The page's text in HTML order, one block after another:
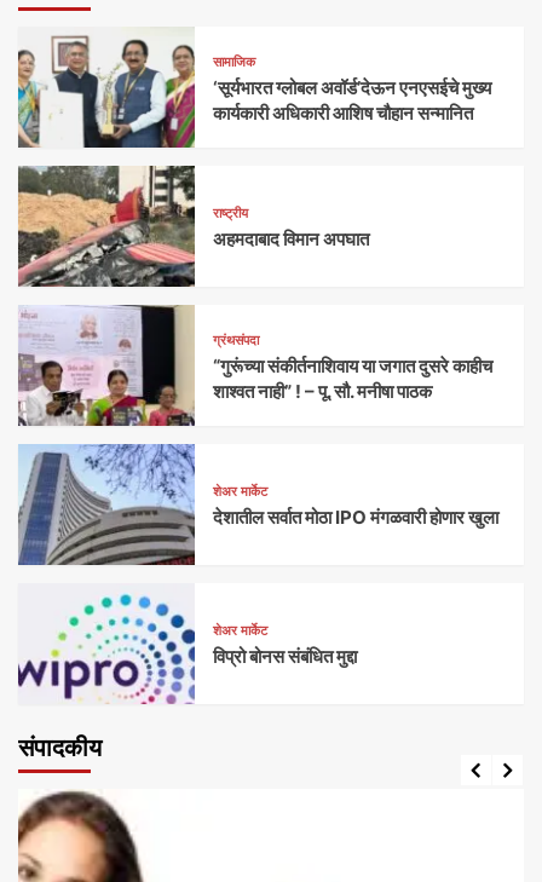
सामाजिक
‘सूर्यभारत ग्लोबल अवॉर्ड’देऊन एनएसईचे मुख्य
कार्यकारी अधिकारी आशिष चौहान सन्मानित
राष्ट्रीय
अहमदाबाद विमान अपघात
ग्रंथसंपदा
“गुरूंच्या संकीर्तनाशिवाय या जगात दुसरे काहीच
शाश्वत नाही” ! – पू. सौ. मनीषा पाठक
शेअर मार्केट
देशातील सर्वात मोठा IPO मंगळवारी होणार खुला
शेअर मार्केट
विप्रो बोनस संबंधित मुद्दा
संपादकीय